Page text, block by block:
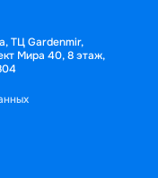
ТЦ Gardenmir,
Мира 40, 8 этаж,